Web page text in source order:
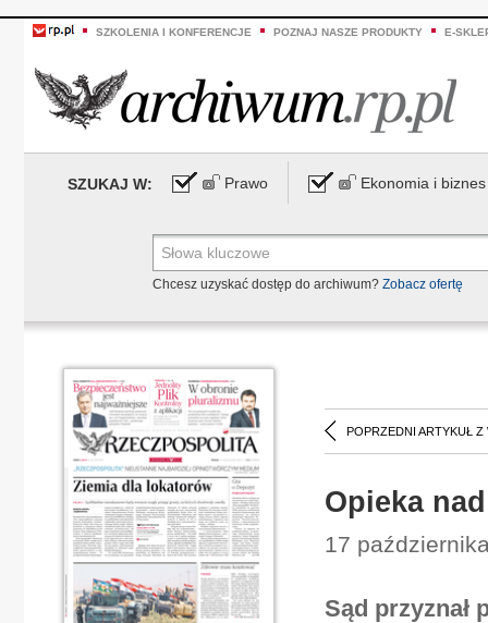
SZKOLENIA I KONFERENCJE POZNAJ NASZE PRODUKTY E-
SZUKAJ W: Prawo Ekonomia i biznes
Chcesz uzyskać dostęp do archiwum? Zobacz ofertę
POPRZEDNI ARTYKUŁ Z
Opieka
17
Sąd przyznał